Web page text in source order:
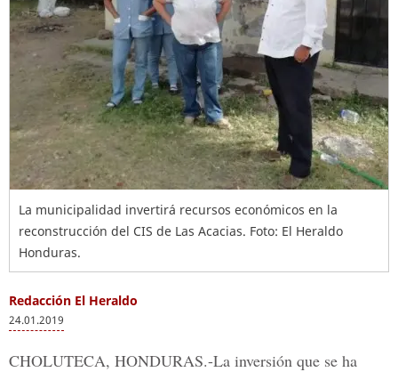
La municipalidad invertirá recursos económicos en la
reconstrucción del CIS de Las Acacias. Foto: El Heraldo
Honduras.
Redacción El Heraldo
24.01.2019
CHOLUTECA, HONDURAS.-La inversión que se ha